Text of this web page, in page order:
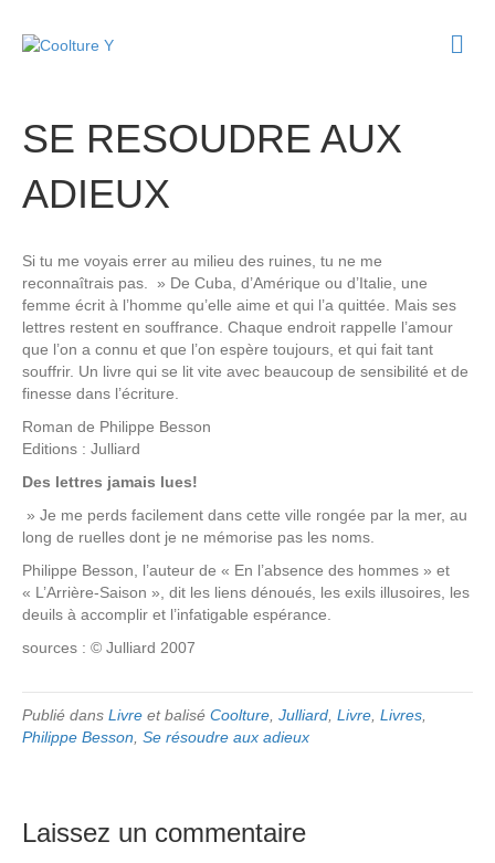
SE RESOUDRE AUX
ADIEUX
Si tu me voyais errer au milieu des ruines, tu ne me
reconnaîtrais pas. » De Cuba, d’Amérique ou d’Italie, une
femme écrit à l’homme qu’elle aime et qui l’a quittée. Mais ses
lettres restent en souffrance. Chaque endroit rappelle l’amour
que l’on a connu et que l’on espère toujours, et qui fait tant
souffrir. Un livre qui se lit vite avec beaucoup de sensibilité et de
finesse dans l’écriture.
Roman de Philippe Besson
Editions : Julliard
Des lettres jamais lues!
» Je me perds facilement dans cette ville rongée par la mer, au
long de ruelles dont je ne mémorise pas les noms.
Philippe Besson, l’auteur de « En l’absence des hommes » et
« L’Arrière-Saison », dit les liens dénoués, les exils illusoires, les
deuils à accomplir et l’infatigable espérance.
sources : © Julliard 2007
Publié dans Livre et balisé Coolture, Julliard, Livre, Livres,
Philippe Besson, Se résoudre aux adieux
Laissez un commentaire